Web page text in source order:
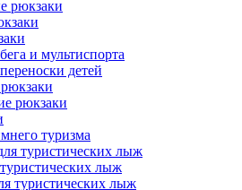
рюкзаки
и мультиспорта
детей
рюкзаки
туризма
туристических лыж
лыж
туристических лыж